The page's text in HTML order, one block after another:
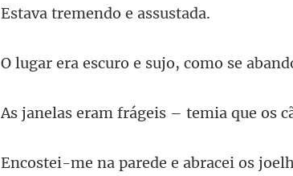
emendo e
uro e sujo, com
geis – temia que os
ei os